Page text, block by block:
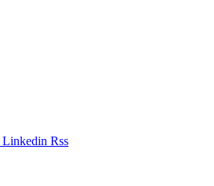
Linkedin Rss